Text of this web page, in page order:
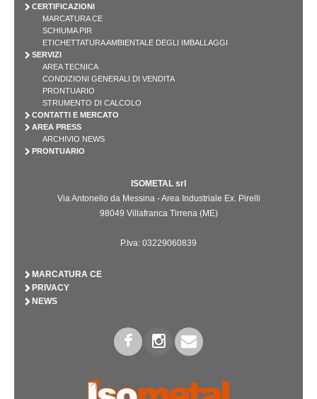
CERTIFICAZIONI
MARCATURA CE
SCHIUMA PIR
ETICHETTATURA AMBIENTALE DEGLI IMBALLAGGI
SERVIZI
AREA TECNICA
CONDIZIONI GENERALI DI VENDITA
PRONTUARIO
STRUMENTO DI CALCOLO
CONTATTI E MERCATO
AREA PRESS
ARCHIVIO NEWS
PRONTUARIO
ISOMETAL srl
Via Antonello da Messina - Area Industriale Ex. Pirelli
98049 Villafranca Tirrena (ME)
P.Iva: 03229060839
MARCATURA CE
PRIVACY
NEWS